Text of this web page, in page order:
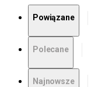
Powiązane
Polecane
Najnowsze